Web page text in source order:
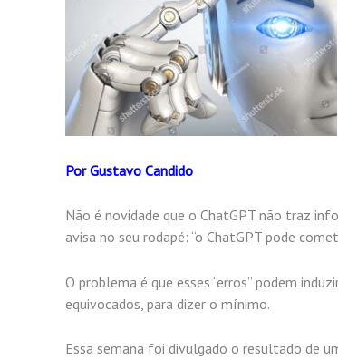
Por Gustavo Candido
Não é novidade que o ChatGPT não traz
avisa no seu rodapé: “o ChatGPT pode
O problema é que esses “erros” podem
equivocados, para dizer o mínimo.
Essa semana foi divulgado o resultado de